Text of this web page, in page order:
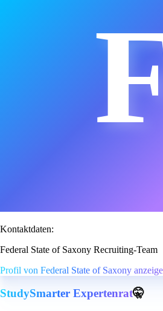
Kontaktdaten:
Federal State of Saxony Recruiting-Team
Profil von Federal State of Saxony
StudySmarter Expertenrat🤫